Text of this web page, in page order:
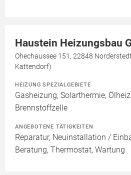
Haustein Heizungsbau
Ohechaussee 151, 22848
Kattendorf)
HEIZUNG SPEZIALGEBIETE
Gasheizung, Solarthermie,
Brennstoffzelle
ANGEBOTENE TÄTIGKEITEN
Reparatur, Neuinstallation /
Beratung, Thermostat, Wartung